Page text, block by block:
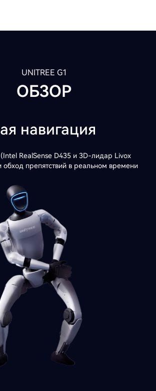
UNITREE G1
ОБЗОР
навигация
RealSense D435 и 3D-лидар Livox
препятствий в реальном времени